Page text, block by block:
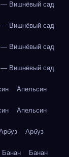
— Вишнёвый сад
— Вишнёвый сад
— Вишнёвый сад
— Вишнёвый сад
Апельсин
Апельсин
Арбуз
Банан Банан